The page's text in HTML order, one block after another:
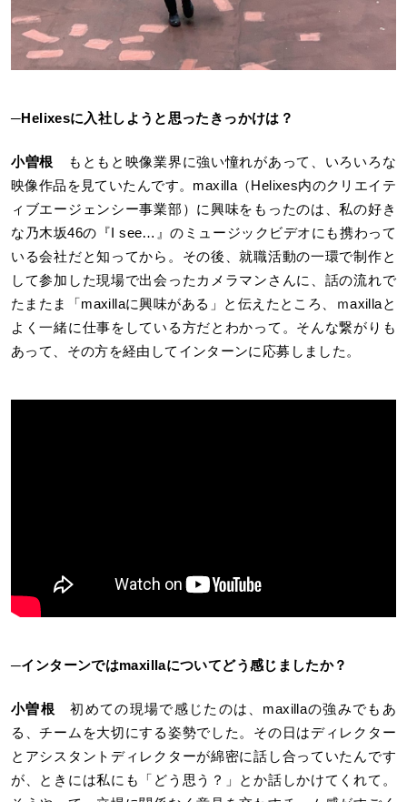
─Helixesに入社しようと思ったきっかけは？
小曽根
もともと映像業界に強い憧れがあって、いろいろな
映像作品を見ていたんです。maxilla（Helixes内のクリエイテ
ィブエージェンシー事業部）に興味をもったのは、私の好き
な乃木坂46の『I see…』のミュージックビデオにも携わって
いる会社だと知ってから。その後、就職活動の一環で制作と
して参加した現場で出会ったカメラマンさんに、話の流れで
たまたま「maxillaに興味がある」と伝えたところ、ｍaxillaと
よく一緒に仕事をしている方だとわかって。そんな繋がりも
あって、その方を経由してインターンに応募しました。
─インターンではmaxillaについてどう感じましたか？
小曽根初めての現場で感じたのは、maxillaの強みでもあ
る、チームを大切にする姿勢でした。その日はディレクター
とアシスタントディレクターが綿密に話し合っていたんです
が、ときには私にも「どう思う？」とか話しかけてくれて。